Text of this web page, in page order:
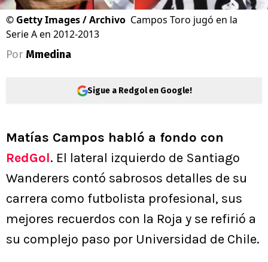
© Getty Images / Archivo Campos Toro jugó en la
Serie A en 2012-2013
Por Mmedina
Sigue a Redgol en Google!
Matías Campos habló a fondo con
RedGol. El lateral izquierdo de Santiago
Wanderers contó sabrosos detalles de su
carrera como futbolista profesional, sus
mejores recuerdos con la Roja y se refirió a
su complejo paso por Universidad de Chile.